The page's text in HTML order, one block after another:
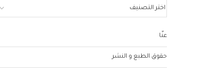
عنّا
حقوق الطبع و النشر